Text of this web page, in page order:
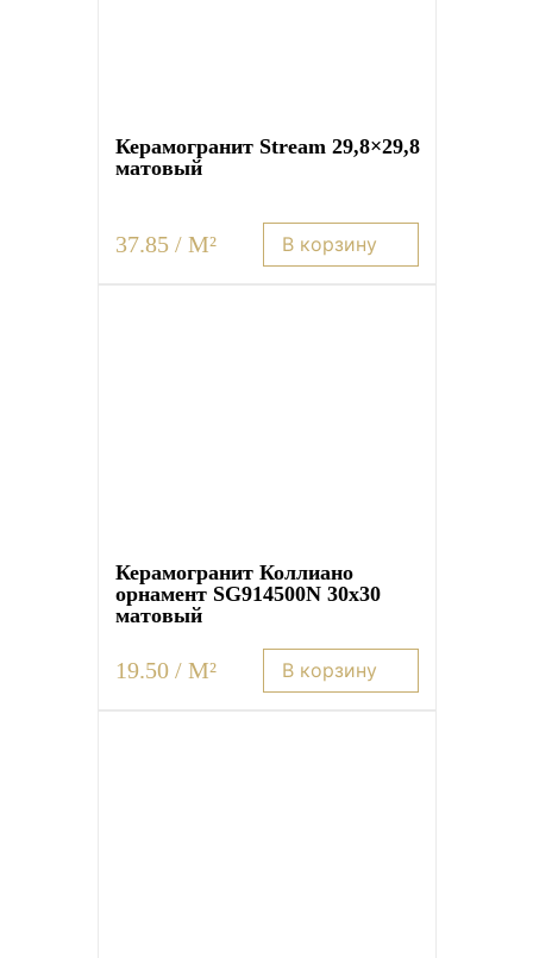
Керамогранит Stream 29,8×29,8
матовый
37.85 / M² В корзину
Керамогранит Коллиано
орнамент SG914500N 30х30
матовый
19.50 / M² В корзину